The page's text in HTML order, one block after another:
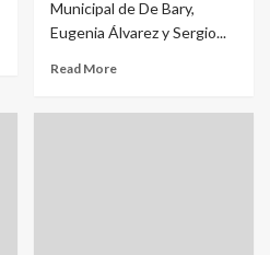
Municipal de De Bary,
Eugenia Álvarez y Sergio...
Read More